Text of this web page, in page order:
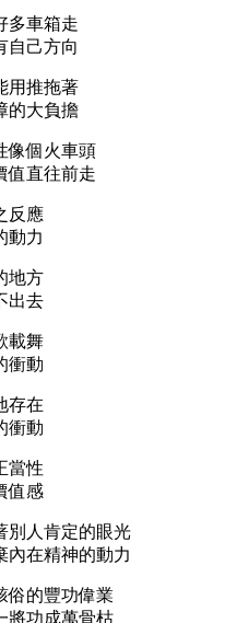
多車箱走
自己方向
用推拖著
的大負擔
像個火車頭
值直往前走
反應
動力
地方
出去
載舞
衝動
存在
衝動
當性
值感
別人肯定的眼光
內在精神的動力
俗的豐功偉業
將功成萬骨枯